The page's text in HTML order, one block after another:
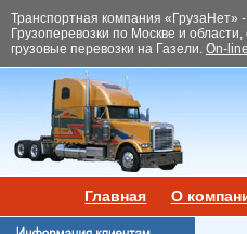
Транспортная компания «ГрузаНет»
Грузоперевозки по Москве и
грузовые перевозки на Газели. On-
Главная О